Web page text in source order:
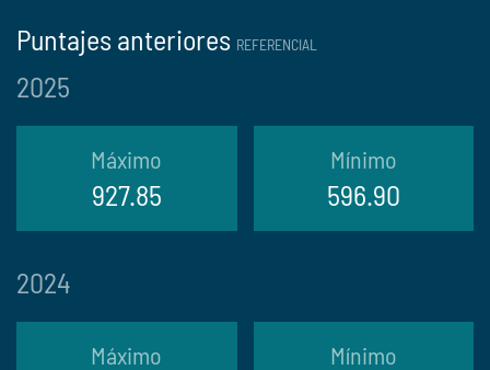
Puntajes anteriores REFERENCIAL
2025
Máximo
927.85
Mínimo
596.90
2024
Máximo Mínimo